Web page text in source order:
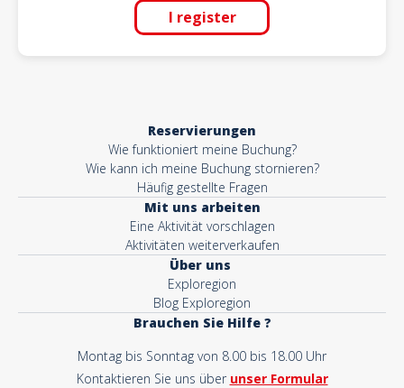
I register
Reservierungen
Wie funktioniert meine Buchung?
Wie kann ich meine Buchung stornieren?
Häufig gestellte Fragen
Mit uns arbeiten
Eine Aktivität vorschlagen
Aktivitäten weiterverkaufen
Über uns
Exploregion
Blog Exploregion
Brauchen Sie Hilfe ?
Montag bis Sonntag von 8.00 bis 18.00 Uhr
Kontaktieren Sie uns über unser Formular